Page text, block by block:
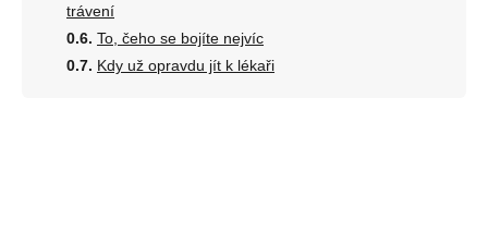
trávení
To, čeho se bojíte nejvíc
Kdy už opravdu jít k lékaři